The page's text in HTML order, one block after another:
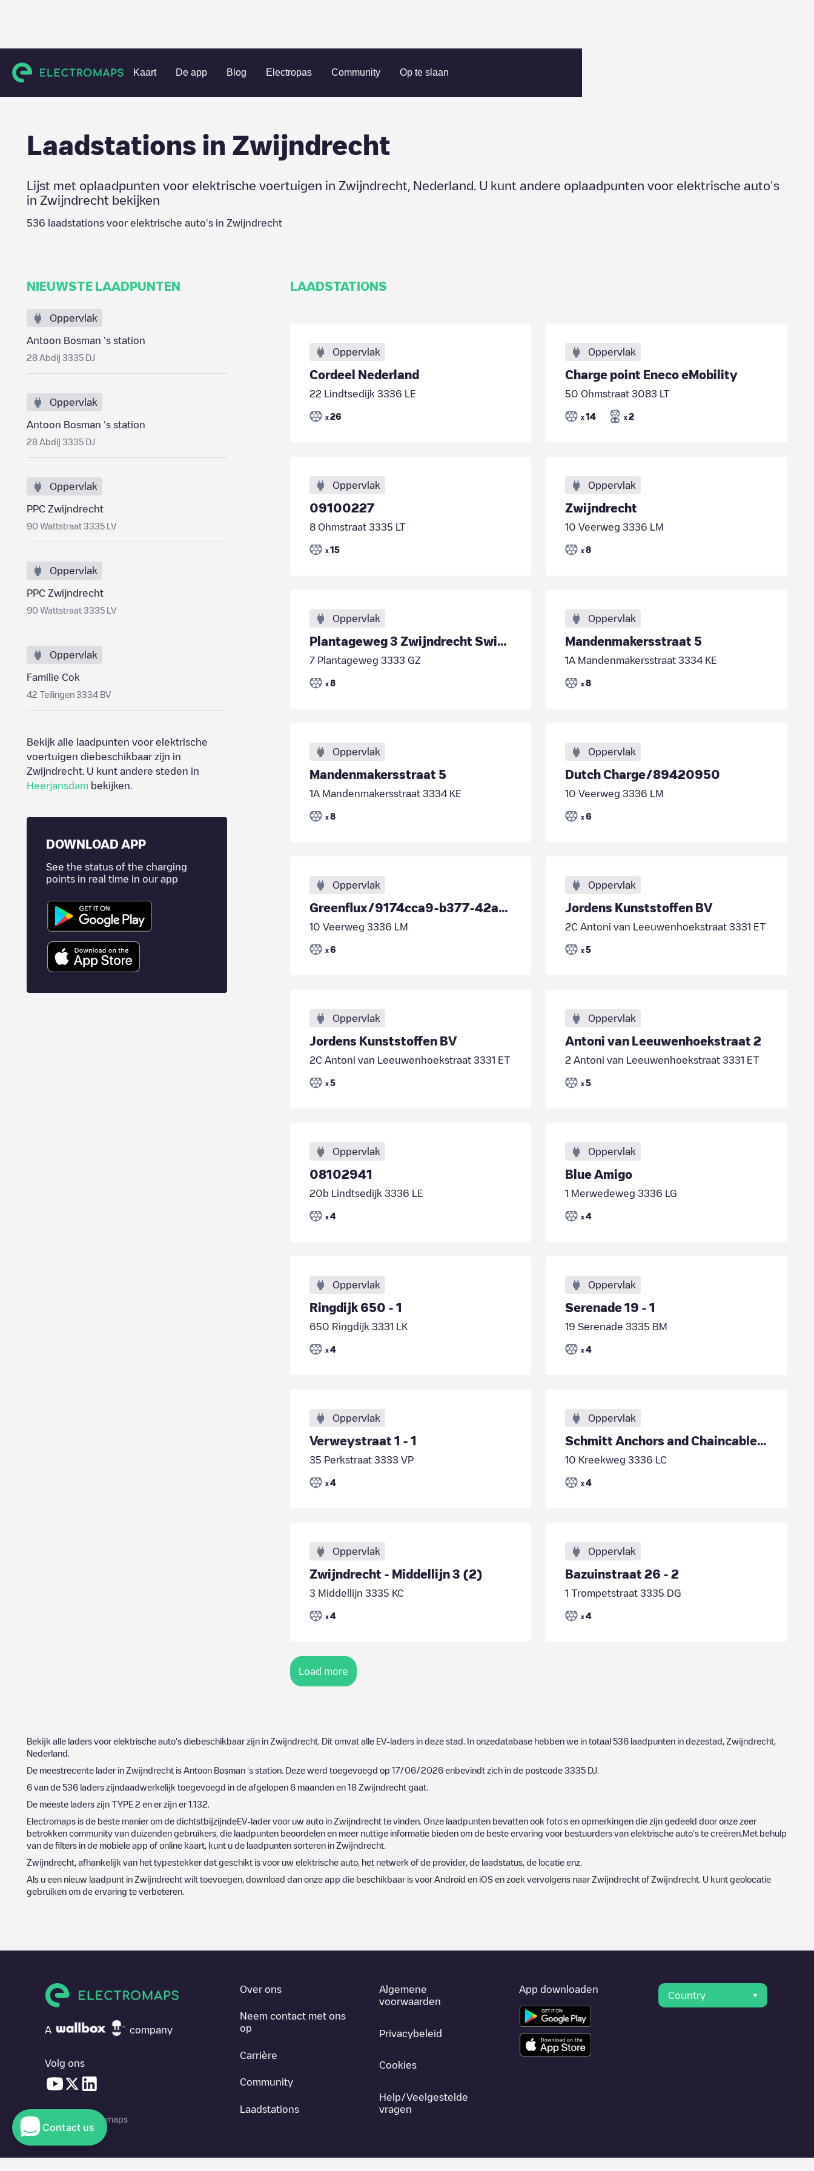
Kaart De app Blog Electropas Community Op te slaan
Charging stations Nederland Zwijndrecht Zwijndrecht
Laadstations in Zwijndrecht
Lijst met oplaadpunten voor elektrische voertuigen in Zwijndrecht Nederland
. U kunt andere oplaadpunten voor elektrische auto's
in Zwijndrecht bekijken
536 laadstations voor elektrische auto's in Zwijndrecht
NIEUWSTE LAADPUNTEN
Oppervlak
Antoon Bosman 's station
28 Abdij 3335 DJ
Oppervlak
Antoon Bosman 's station
28 Abdij 3335 DJ
Oppervlak
PPC Zwijndrecht
90 Wattstraat 3335 LV
Oppervlak
PPC Zwijndrecht
90 Wattstraat 3335 LV
Oppervlak
Familie Cok
42 Teilingen 3334 BV
Bekijk alle laadpunten voor elektrische
voertuigen diebeschikbaar zijn in
Zwijndrecht . U kunt andere steden in
Heerjansdam bekijken.
DOWNLOAD APP
See the status of the charging
points in real time in our app
LAADSTATIONS
Oppervlak
Cordeel Nederland
22 Lindtsedijk 3336 LE
x 26
Oppervlak
Charge point Eneco eMobility
50 Ohmstraat 3083 LT
x 14 x 2
Oppervlak
09100227
8 Ohmstraat 3335 LT
x 15
Oppervlak
Zwijndrecht
10 Veerweg 3336 LM
x 8
Oppervlak
Plantageweg 3 Zwijndrecht Swimhove Groep R-0029927
7 Plantageweg 3333 GZ
x 8
Oppervlak
Mandenmakersstraat 5
1A Mandenmakersstraat 3334 KE
x 8
Oppervlak
Mandenmakersstraat 5
1A Mandenmakersstraat 3334 KE
x 8
Oppervlak
Dutch Charge/89420950
10 Veerweg 3336 LM
x 6
Oppervlak
Greenflux/9174cca9-b377-42af-a9fe-3f3e6e99a15f
10 Veerweg 3336 LM
x 6
Oppervlak
Jordens Kunststoffen BV
2C Antoni van Leeuwenhoekstraat 3331 ET
x 5
Oppervlak
Jordens Kunststoffen BV
2C Antoni van Leeuwenhoekstraat 3331 ET
x 5
Oppervlak
Antoni van Leeuwenhoekstraat 2
2 Antoni van Leeuwenhoekstraat 3331 ET
x 5
Oppervlak
08102941
20b Lindtsedijk 3336 LE
x 4
Oppervlak
Blue Amigo
1 Merwedeweg 3336 LG
x 4
Oppervlak
Ringdijk 650 - 1
650 Ringdijk 3331 LK
x 4
Oppervlak
Serenade 19 - 1
19 Serenade 3335 BM
x 4
Oppervlak
Verweystraat 1 - 1
35 Perkstraat 3333 VP
x 4
Oppervlak
Schmitt Anchors and Chaincables BV prive laders
10 Kreekweg 3336 LC
x 4
Oppervlak
Zwijndrecht - Middellijn 3 (2)
3 Middellijn 3335 KC
x 4
Oppervlak
Bazuinstraat 26 - 2
1 Trompetstraat 3335 DG
x 4
Load more
Bekijk alle laders voor elektrische auto's diebeschikbaar zijn in Zwijndrecht . Dit omvat alle EV-laders in deze stad. In onzedatabase hebben we in totaal 536 laadpunten in dezestad, Zwijndrecht
Nederland
De meestrecente lader in Zwijndrecht is Antoon Bosman 's station . Deze werd toegevoegd op 17/06/2026 enbevindt zich in de postcode 3335 DJ
6 van de 536 laders zijndaadwerkelijk toegevoegd in de afgelopen 6 maanden en 18 Zwijndrecht gaat.
De meeste laders zijn TYPE 2 en er zijn er1.132
Electromaps is de beste manier om de dichtstbijzijndeEV-lader voor uw auto in Zwijndrecht te vinden. Onze laadpunten bevatten ook foto's en opmerkingen die zijn gedeeld door onze zeer
betrokken community van duizenden gebruikers, die laadpunten beoordelen en meer nuttige informatie bieden om de beste ervaring voor bestuurders van elektrische auto's te creëren.Met behulp
van de filters in de mobiele app of online kaart, kunt u de laadpunten sorteren in Zwijndrecht
Zwijndrecht , afhankelijk van het typestekker dat geschikt is voor uw elektrische auto, het netwerk of de provider, de laadstatus, de locatie enz.
Als u een nieuw laadpunt in Zwijndrecht wilt toevoegen, download dan onze app die beschikbaar is voor Android en iOS en zoek vervolgens naarZwijndrecht of Zwijndrecht . U kunt geolocatie
gebruiken om de ervaring te verbeteren.
A company
Volg ons
© 2026 Electromaps
Over ons
Neem contact met ons
op
Carrière
Community
Laadstations
Algemene
voorwaarden
Privacybeleid
Cookies
Help/Veelgestelde
vragen
App downloaden
Country
Contact us